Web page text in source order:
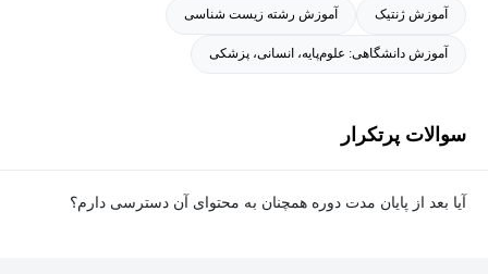
آموزش ژنتیک آموزش رشته زیست شناسی
آموزش دانشگاهی: علوم‌پایه، انسانی، پزشکی
سوالات پرتکرار
آیا بعد از پایان مدت دوره همچنان به محتوای آن دسترسی دارم؟